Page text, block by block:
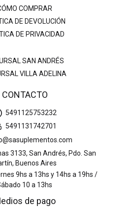
COMPRAR
DE DEVOLUCIÓN
DE PRIVACIDAD
SAN ANDRÉS
VILLA ADELINA
CONTACTO
5491125753232
5491131742701
3133, San Andrés, Pdo. San
Buenos Aires
9hs a 13hs y 14hs a 19hs /
10 a 13hs
de pago